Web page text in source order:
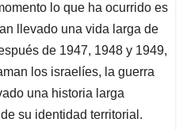
lo que ha ocurrido es
llevado una vida larga de
de 1947, 1948 y 1949,
los israelíes, la guerra
una historia larga
su identidad territorial.